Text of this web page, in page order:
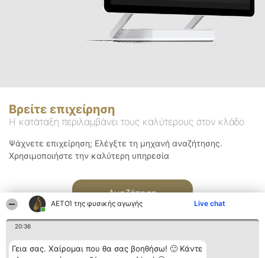
ΑΕΤΟΊ της φυσικής αγωγής Live chat
20:36
Γεια σας. Χαίρομαι που θα σας βοηθήσω! 🙂 Κάντε
Βρείτε επιχείρηση
Η κατάταξη περιλαμβάνει τους καλύτερους στον κλάδο
Ψάχνετε επιχείρηση; Ελέγξτε τη μηχανή αναζήτησης.
Χρησιμοποιήστε την καλύτερη υπηρεσία
Αναζήτηση